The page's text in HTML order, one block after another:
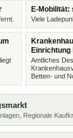
E-
Viele
Einrichtung
Amtliches
Betten- und
Regionale